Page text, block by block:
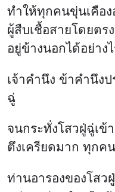
ทำให้ทุกคนขุ่นเคือ
ผู้สืบเชื้อสายโดยตร
อยู่ข้างนอกได้อย่าง
เจ้าคำนึง ข้าคำนึง
ฉู่
จนกระทั่งโสวฝู่ฉู่เข้
ตึงเครียดมาก ทุกค
ท่านอารองของโส